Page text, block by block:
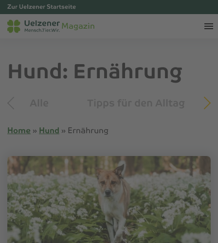
Zur Uelzener Startseite
Magazin
Hund: Ernährung
Home » Hund » Ernährung